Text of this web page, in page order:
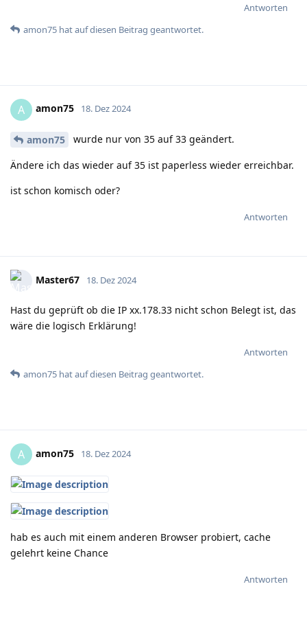
Antworten
amon75 hatauf diesen Beitrag geantwortet.
A amon75 18. Dez 2024
amon75 wurde nur von 35 auf 33 geändert.
Ändere ich das wieder auf 35 ist paperless wieder erreichbar.
ist schon komisch oder?
Antworten
Master67 18. Dez 2024
Hast du geprüft ob die IP xx.178.33 nicht schon Belegt ist, das
wäre die logisch Erklärung!
Antworten
amon75 hatauf diesen Beitrag geantwortet.
A amon75 18. Dez 2024
hab es auch mit einem anderen Browser probiert, cache
gelehrt keine Chance
Antworten